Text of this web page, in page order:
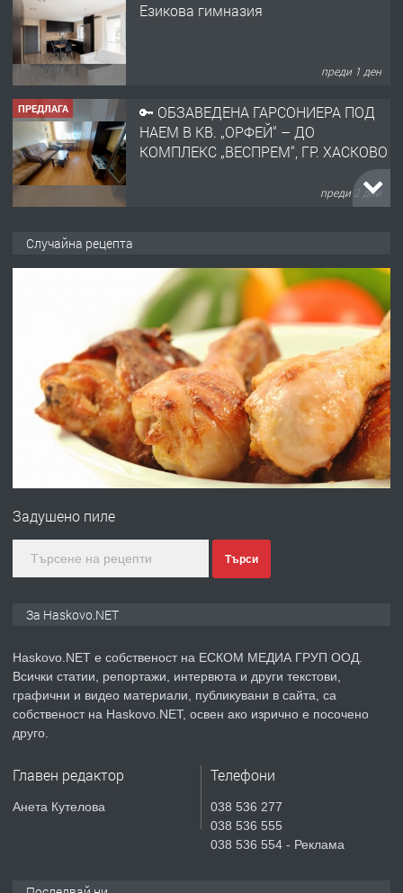
Езикова гимназия
преди 1 ден
ПРЕДЛАГА
🔑 ОБЗАВЕДЕНА ГАРСОНИЕРА ПОД
НАЕМ В КВ. „ОРФЕЙ“ – ДО
КОМПЛЕКС „ВЕСПРЕМ“, ГР. ХАСКОВО
преди 2 дни
АПАРТАМЕНТ В ЦЕНТЪРА НА ГР.
ХАСКОВО
преди 3 дни
Давам гараж под наем
преди 3 дни
№4120 Магазин/Офис под наем в кв.
преди 4 дни
ПРЕДЛАГА
Продавам парцел в гр. Хасково кв.
СГЛОБЯВАНЕ НА МЕБЕЛИ.
Случайна рецепта
Задушено пиле
Търси
За Haskovo.NET
Haskovo.NET е собственост на ЕСКОМ МЕДИА ГРУП ООД.
Всички статии, репортажи, интервюта и други текстови,
графични и видео материали, публикувани в сайта, са
собственост на Haskovo.NET, освен ако изрично е посочено
друго.
Главен редактор
Анета Кутелова
Телефони
038 536 277
038 536 555
038 536 554 - Реклама